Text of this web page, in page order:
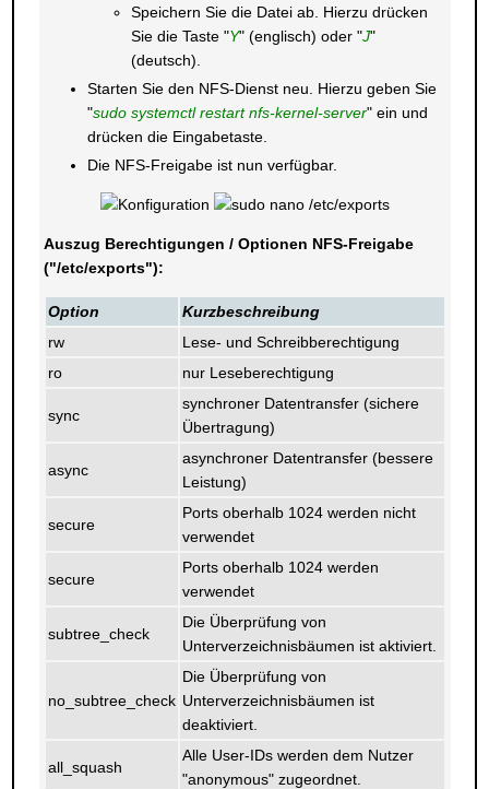
Speichern Sie die Datei ab. Hierzu drücken
Sie die Taste "Y" (englisch) oder "J"
(deutsch).
Starten Sie den NFS-Dienst neu. Hierzu geben Sie
"sudo systemctl restart nfs-kernel-server" ein und
drücken die Eingabetaste.
Die NFS-Freigabe ist nun verfügbar.
Auszug Berechtigungen / Optionen NFS-Freigabe
("/etc/exports"):
Option
Kurzbeschreibung
rw
Lese- und Schreibberechtigung
ro
nur Leseberechtigung
sync
synchroner Datentransfer (sichere
Übertragung)
async
asynchroner Datentransfer (bessere
Leistung)
secure
Ports oberhalb 1024 werden nicht
verwendet
secure
Ports oberhalb 1024 werden
verwendet
subtree_check
Die Überprüfung von
Unterverzeichnisbäumen ist aktiviert.
no_subtree_check
Die Überprüfung von
Unterverzeichnisbäumen ist
deaktiviert.
all_squash
Alle User-IDs werden dem Nutzer
"anonymous" zugeordnet.